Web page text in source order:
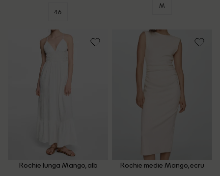
46
M
Rochie lunga Mango, alb Rochie medie Mango, ecru